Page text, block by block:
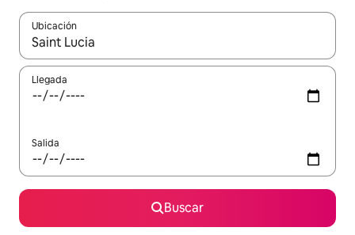
Ubicación
Cuando los resultados estén disponibles, navega con las
Llegada
Salida
Buscar